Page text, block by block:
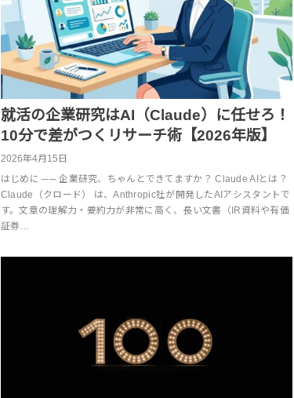
就活の企業研究はAI（Claude）に任せろ！
10分で差がつくリサーチ術【2026年版】
2026年4月15日
はじめに ── 企業研究、ちゃんとできてますか？ Claude AIとは？
Claude（クロード） は、Anthropic社が開発したAIアシスタントで
す。文章の理解力・要約力が非常に高く、長い文書（IR資料や有価
証券…